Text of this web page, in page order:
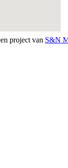
project van S&N